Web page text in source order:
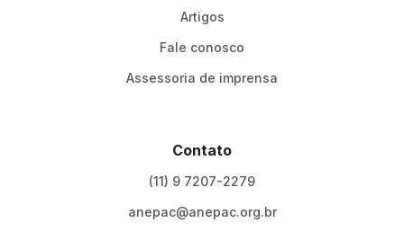
Artigos
Fale conosco
Assessoria de imprensa
Contato
(11) 9 7207-2279
anepac@anepac.org.br